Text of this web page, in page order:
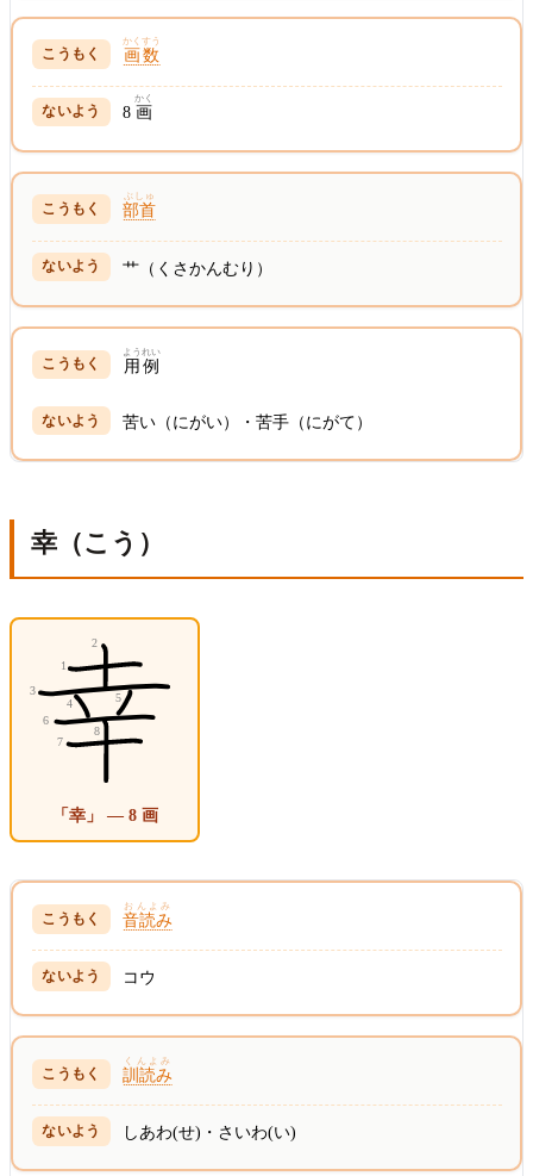
画数
かくすう
8 画
かく
部首
ぶしゅ
艹（くさかんむり）
用例
ようれい
苦い（にがい）・苦手（にがて）
幸（こう）
「幸」 — 8 画
音読み
おんよみ
コウ
訓読み
くんよみ
しあわ(せ)・さいわ(い)